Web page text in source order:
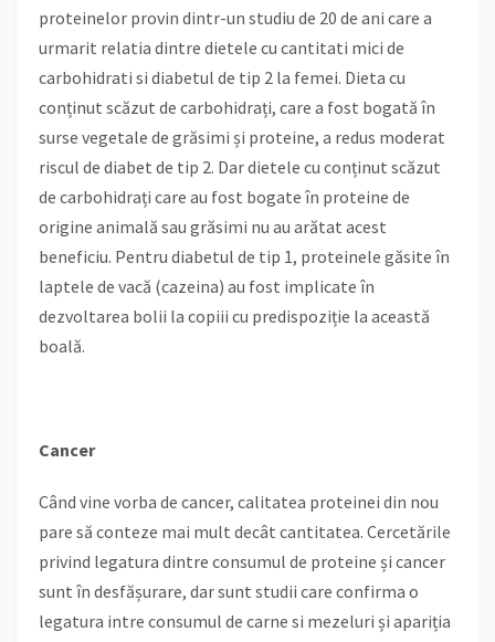
proteinelor provin dintr-un studiu de 20 de ani care a
urmarit relatia dintre dietele cu cantitati mici de
carbohidrati si diabetul de tip 2 la femei. Dieta cu
conținut scăzut de carbohidrați, care a fost bogată în
surse vegetale de grăsimi și proteine, a redus moderat
riscul de diabet de tip 2. Dar dietele cu conținut scăzut
de carbohidrați care au fost bogate în proteine de
origine animală sau grăsimi nu au arătat acest
beneficiu. Pentru diabetul de tip 1, proteinele găsite în
laptele de vacă (cazeina) au fost implicate în
dezvoltarea bolii la copiii cu predispoziție la această
boală.
Cancer
Când vine vorba de cancer, calitatea proteinei din nou
pare să conteze mai mult decât cantitatea. Cercetările
privind legatura dintre consumul de proteine și cancer
sunt în desfășurare, dar sunt studii care confirma o
legatura intre consumul de carne si mezeluri și apariția